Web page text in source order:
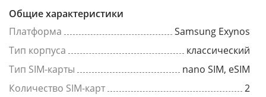
Общие характеристики
Платформа
Samsung Exynos
Тип корпуса
классический
Тип SIM-карты
nano SIM, eSIM
Количество SIM-карт
2